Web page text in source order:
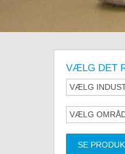
VÆLG DET
VÆLG
VÆLG
SE